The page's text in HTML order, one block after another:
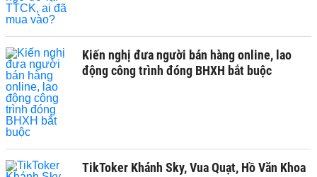
Kiến nghị đưa người bán hàng online, lao
động công trình đóng BHXH bắt buộc
TikToker Khánh Sky, Vua Quạt, Hồ Văn Khoa